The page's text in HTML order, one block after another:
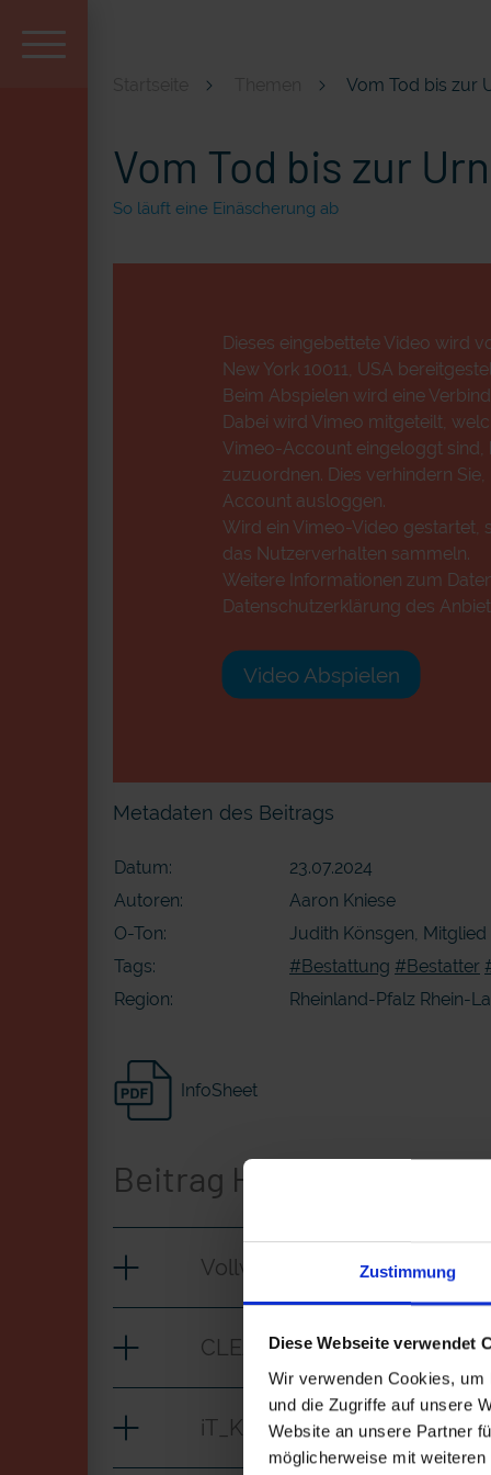
Zustimmung
Diese Webseite verwendet
Wir verwenden Cookies,
und die Zugriffe auf unsere
Website an unsere Partner
möglicherweise mit
Vom Tod bis zur
Vom Tod bis zur
So läuft eine Einäscherung ab
Dieses eingebettete Video wird
New York 10011, USA
Beim Abspielen wird eine
Dabei wird Vimeo mitgeteilt,
Vimeo-Account eingeloggt sind,
zuzuordnen. Dies verhindern
Account ausloggen.
Wird ein Vimeo-Video gestartet,
das Nutzerverhalten sammeln.
Weitere Informationen zum
Datenschutzerklärung des
Video Abspielen
Metadaten des Beitrags
Datum:
23.07.2024
Autoren:
Aaron Kniese
O-Ton:
Judith Könsgen,
Tags:
#Bestattung #Bestatter
Region:
Rheinland-Pfalz Rhein-
InfoSheet
Beitrag Herunterladen
Vollversion
CLEAN_Krematorium
iT_Krematorium